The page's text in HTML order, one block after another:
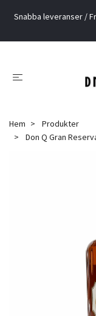
Snabba leveranser /
Hem
Produkter
Don Q Gran